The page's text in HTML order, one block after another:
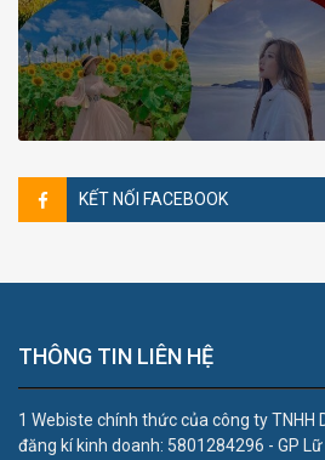
KẾT NỐI FACEBOOK
THÔNG TIN LIÊN HỆ
1 Webiste chính thức của công ty TNHH
đăng kí kinh doanh: 5801284296 - GP